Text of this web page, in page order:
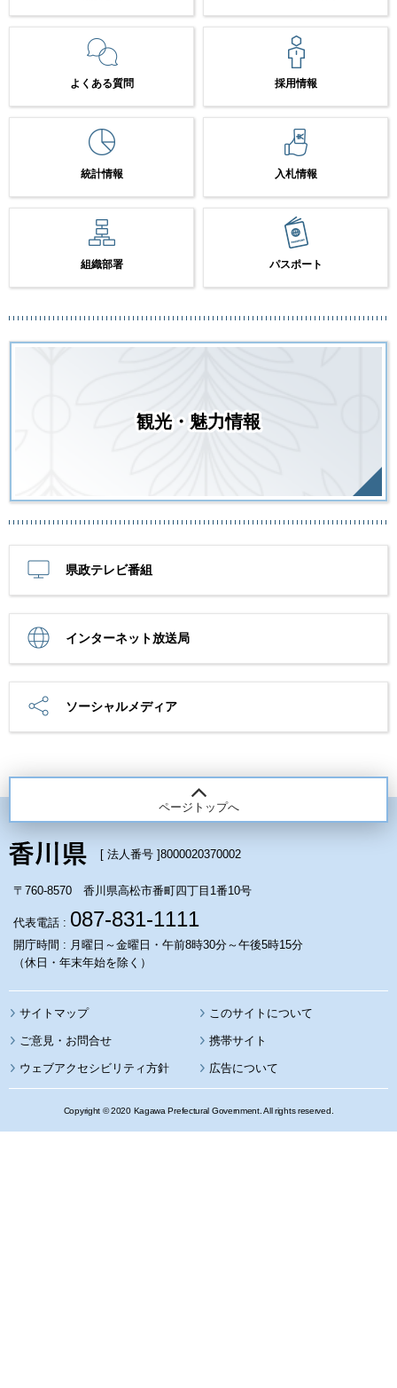
よくある質問 採用情報
統計情報 入札情報
組織部署 パスポート
観光・魅力情報
県政テレビ番組
インターネット放送局
ソーシャルメディア
ページトップへ
[ 法人番号 ]8000020370002
〒760-8570 香川県高松市番町四丁目1番10号
代表電話 : 087-831-1111
開庁時間 : 月曜日～金曜日・午前8時30分～午後5時15分
（休日・年末年始を除く）
サイトマップ このサイトについて
携帯サイト
ウェブアクセシビリティ方針 広告について
Copyright © 2020 Kagawa Prefectural Government. All rights reserved.